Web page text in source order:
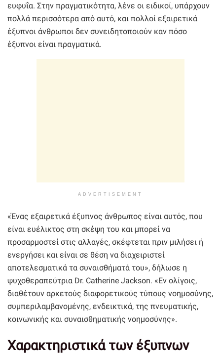
ευφυΐα. Στην πραγματικότητα, λένε οι ειδικοί, υπάρχουν
πολλά περισσότερα από αυτό, και πολλοί εξαιρετικά
έξυπνοι άνθρωποι δεν συνειδητοποιούν καν πόσο
έξυπνοι είναι πραγματικά.
ADVERTISEMENT
«Ένας εξαιρετικά έξυπνος άνθρωπος είναι αυτός, που
είναι ευέλικτος στη σκέψη του και μπορεί να
προσαρμοστεί στις αλλαγές, σκέφτεται πριν μιλήσει ή
ενεργήσει και είναι σε θέση να διαχειριστεί
αποτελεσματικά τα συναισθήματά του», δήλωσε η
ψυχοθεραπεύτρια Dr. Catherine Jackson. «Εν ολίγοις,
διαθέτουν αρκετούς διαφορετικούς τύπους νοημοσύνης,
συμπεριλαμβανομένης, ενδεικτικά, της πνευματικής,
κοινωνικής και συναισθηματικής νοημοσύνης».
Χαρακτηριστικά των έξυπνων